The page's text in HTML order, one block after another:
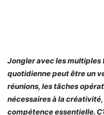
Jongler avec les
quotidienne peut être un
réunions, les tâches
nécessaires à la
compétence essentielle.